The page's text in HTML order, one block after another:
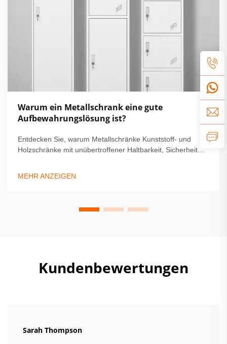
Warum ein Metallschrank eine gute
Aufbewahrungslösung ist?
Entdecken Sie, warum Metallschränke Kunststoff- und
Holzschränke mit unübertroffener Haltbarkeit, Sicherheit
MEHR ANZEIGEN
Kundenbewertungen
Sarah Thompson